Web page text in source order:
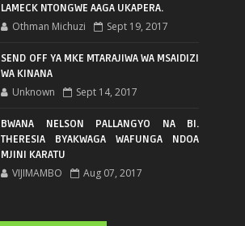
LAMECK NTONGWE AAGA UKAPERA.
Othman Michuzi Sept 19, 2017
SEND OFF YA MKE MTARAJIWA WA MSAIDIZI
WA KINANA
Unknown Sept 14, 2017
BWANA NELSON PALLANGYO NA BI.
THERESIA BYAKWAGA WAFUNGA NDOA
MJINI KARATU
VIJIMAMBO Aug 07, 2017